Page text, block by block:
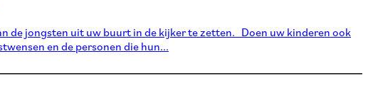
de jongsten uit uw buurt in de kijker te zetten. Doen uw kinderen ook
en de personen die hun...